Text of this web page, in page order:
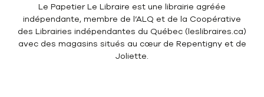
Le Papetier Le Libraire est une librairie agréée
indépendante, membre de l’ALQ et de la Coopérative
des Librairies indépendantes du Québec (leslibraires.ca)
avec des magasins situés au cœur de Repentigny et de
Joliette.